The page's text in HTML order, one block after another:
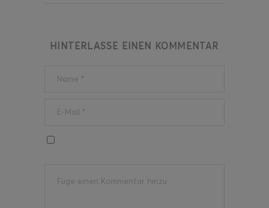
HINTERLASSE EINEN KOMMENTAR